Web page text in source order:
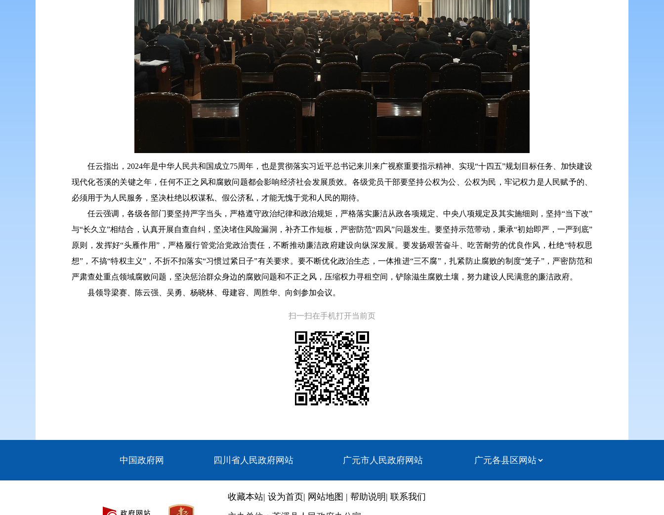
任云指出，2024年是中华人民共和国成立75周年，也是贯彻落实习近平总书记来川来广视察重要指示精神、实现“十四五”规划目标任务、加快建设
现代化苍溪的关键之年，任何不正之风和腐败问题都会影响经济社会发展质效。各级党员干部要坚持公权为公、公权为民，牢记权力是人民赋予的、
必须用于为人民服务，坚决杜绝以权谋私、假公济私，才能无愧于党和人民的期待。
任云强调，各级各部门要坚持严字当头，严格遵守政治纪律和政治规矩，严格落实廉洁从政各项规定、中央八项规定及其实施细则，坚持“当下改”
与“长久立”相结合，认真开展自查自纠，坚决堵住风险漏洞，补齐工作短板，严密防范“四风”问题发生。要坚持示范带动，秉承“初始即严，一严到底”
原则，发挥好“头雁作用”，严格履行管党治党政治责任，不断推动廉洁政府建设向纵深发展。要发扬艰苦奋斗、吃苦耐劳的优良作风，杜绝“特权思
想”，不搞“特权主义”，不折不扣落实“习惯过紧日子”有关要求。要不断优化政治生态，一体推进“三不腐”，扎紧防止腐败的制度“笼子”，严密防范和
严肃查处重点领域腐败问题，坚决惩治群众身边的腐败问题和不正之风，压缩权力寻租空间，铲除滋生腐败土壤，努力建设人民满意的廉洁政府。
县领导梁赛、陈云强、吴勇、杨晓林、母建容 、周胜华、向剑参加会议。
扫一扫在手机打开当前页
中国政府网 四川省人民政府网站 广元市人民政府网站
收藏本站| 设为首页| 网站地图 | 帮助说明 | 联系我们